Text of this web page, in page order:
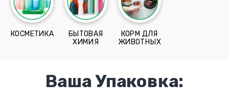
КОСМЕТИКА БЫТОВАЯ
ХИМИЯ
КОРМ ДЛЯ
ЖИВОТНЫХ
Ваша Упаковка: